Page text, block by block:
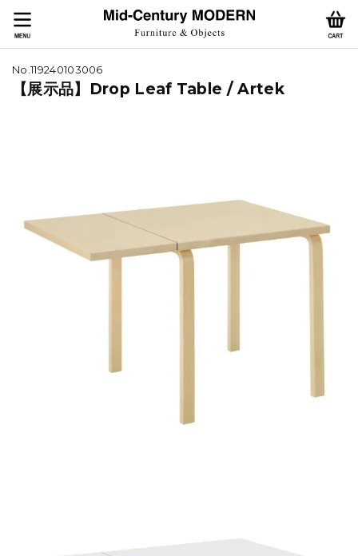
No.119240103006
【展示品】Drop Leaf Table / Artek